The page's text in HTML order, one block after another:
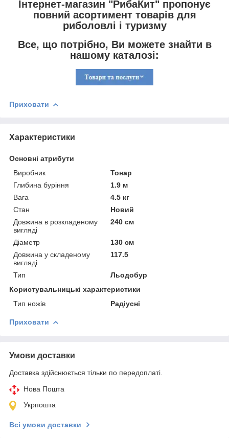
Інтернет-магазин "РибаКит" пропонує
повний асортимент товарів для
риболовлі і туризму
Все, що потрібно, Ви можете знайти в
нашому каталозі:
Приховати
Характеристики
Основні атрибути
Виробник
Тонар
Глибина буріння
1.9 м
Вага
4.5 кг
Стан
Новий
Довжина в розкладеному
вигляді
240 см
Діаметр
130 см
Довжина у складеному
вигляді
117.5
Тип
Льодобур
Користувальницькі характеристики
Тип ножів
Радіусні
Приховати
Умови доставки
Доставка здійснюється тільки по передоплаті.
Нова Пошта
Укрпошта
Всі умови доставки